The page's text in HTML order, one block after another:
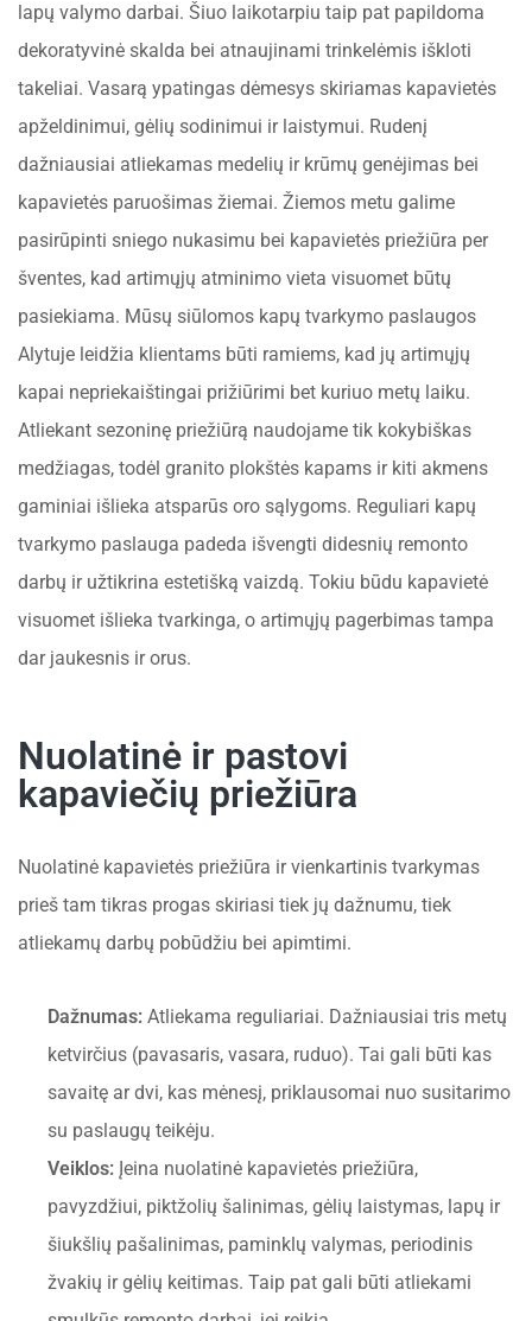
lapų valymo darbai. Šiuo laikotarpiu taip pat papildoma
dekoratyvinė skalda bei atnaujinami trinkelėmis iškloti
takeliai. Vasarą ypatingas dėmesys skiriamas kapavietės
apželdinimui, gėlių sodinimui ir laistymui. Rudenį
dažniausiai atliekamas medelių ir krūmų genėjimas bei
kapavietės paruošimas žiemai. Žiemos metu galime
pasirūpinti sniego nukasimu bei kapavietės priežiūra per
šventes, kad artimųjų atminimo vieta visuomet būtų
pasiekiama. Mūsų siūlomos kapų tvarkymo paslaugos
Alytuje leidžia klientams būti ramiems, kad jų artimųjų
kapai nepriekaištingai prižiūrimi bet kuriuo metų laiku.
Atliekant sezoninę priežiūrą naudojame tik kokybiškas
medžiagas, todėl granito plokštės kapams ir kiti akmens
gaminiai išlieka atsparūs oro sąlygoms. Reguliari kapų
tvarkymo paslauga padeda išvengti didesnių remonto
darbų ir užtikrina estetišką vaizdą. Tokiu būdu kapavietė
visuomet išlieka tvarkinga, o artimųjų pagerbimas tampa
dar jaukesnis ir orus.
Nuolatinė ir pastovi
kapaviečių priežiūra
Nuolatinė kapavietės priežiūra ir vienkartinis tvarkymas
prieš tam tikras progas skiriasi tiek jų dažnumu, tiek
atliekamų darbų pobūdžiu bei apimtimi.
Dažnumas: Atliekama reguliariai. Dažniausiai tris metų
ketvirčius (pavasaris, vasara, ruduo). Tai gali būti kas
savaitę ar dvi, kas mėnesį, priklausomai nuo susitarimo
su paslaugų teikėju.
Veiklos: Įeina nuolatinė kapavietės priežiūra,
pavyzdžiui, piktžolių šalinimas, gėlių laistymas, lapų ir
šiukšlių pašalinimas, paminklų valymas, periodinis
žvakių ir gėlių keitimas. Taip pat gali būti atliekami